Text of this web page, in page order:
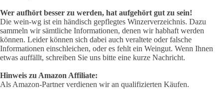
Wer aufhört besser zu werden, hat aufgehört gut zu sein!
Die wein-wg ist ein händisch gepflegtes Winzerverzeichnis. Dazu
sammeln wir sämtliche Informationen, denen wir habhaft werden
können. Leider können sich dabei auch veraltete oder falsche
Informationen einschleichen, oder es fehlt ein Weingut. Wenn Ihnen
etwas auffällt, schreiben Sie uns bitte eine kurze Nachricht.
Hinweis zu Amazon Affiliate:
Als Amazon-Partner verdienen wir an qualifizierten Käufen.